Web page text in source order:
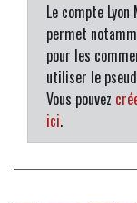
Le compte Lyon
permet
pour les
utiliser le
Vous pouvez
ici.